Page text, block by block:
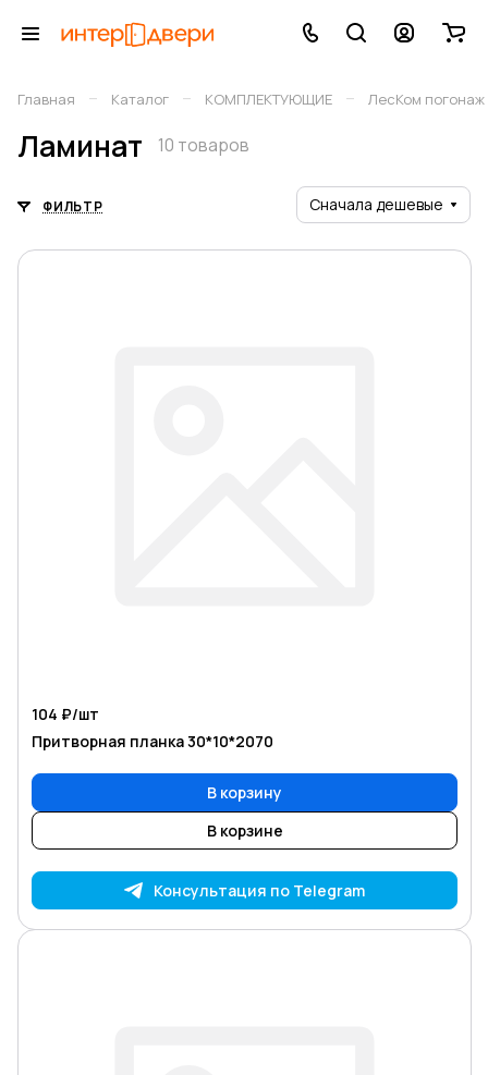
Главная – Каталог – КОМПЛЕКТУЮЩИЕ – ЛесКом погонаж
Ламинат 10 товаров
ФИЛЬТР Сначала дешевые
104 ₽/шт
Притворная планка 30*10*2070
В корзину
В корзине
Консультация по Telegram